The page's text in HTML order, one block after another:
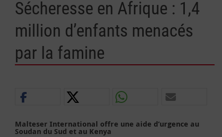
Sécheresse en Afrique : 1,4
million d’enfants menacés
par la famine
Malteser International offre une aide d’urgence au
Soudan du Sud et au Kenya